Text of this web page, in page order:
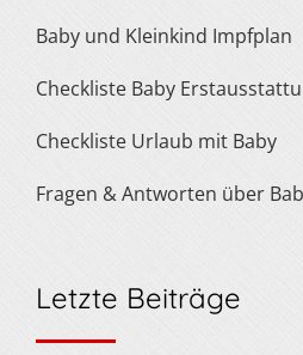
Baby und Kleinkind Impfplan
Checkliste Baby
Checkliste Urlaub mit Baby
Fragen & Antworten über
Letzte Beiträge